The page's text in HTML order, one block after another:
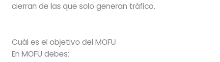
cierran de las que solo generan tráfico.
Cuál es el objetivo del MOFU
En MOFU debes: